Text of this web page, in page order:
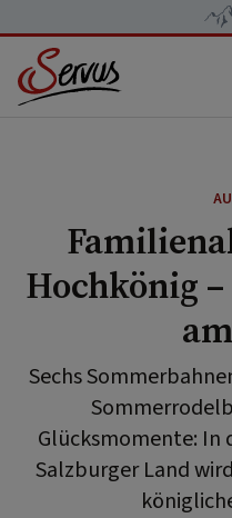
Hochkönig
Sechs
Glücksmomente: In
Salzburger Land